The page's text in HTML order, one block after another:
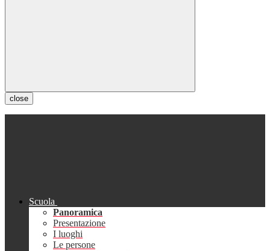
close
Scuola
Panoramica
Presentazione
I luoghi
Le persone